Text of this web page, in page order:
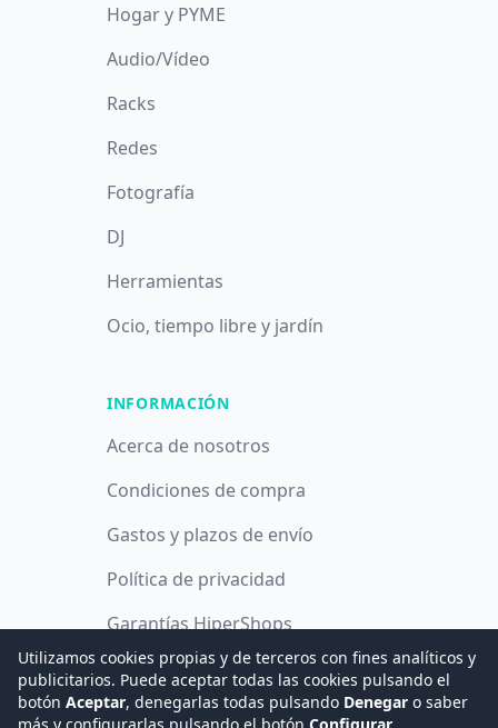
Hogar y PYME
Audio/Vídeo
Racks
Redes
Fotografía
DJ
Herramientas
Ocio, tiempo libre y jardín
INFORMACIÓN
Acerca de nosotros
Condiciones de compra
Gastos y plazos de envío
Política de privacidad
Garantías HiperShops
Política de cookies
Utilizamos cookies propias y de terceros con fines analíticos y
publicitarios. Puede aceptar todas las cookies pulsando el
botón Aceptar, denegarlas todas pulsando Denegar o saber